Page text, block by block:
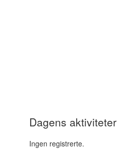
Dagens aktiviteter
Ingen registrerte.